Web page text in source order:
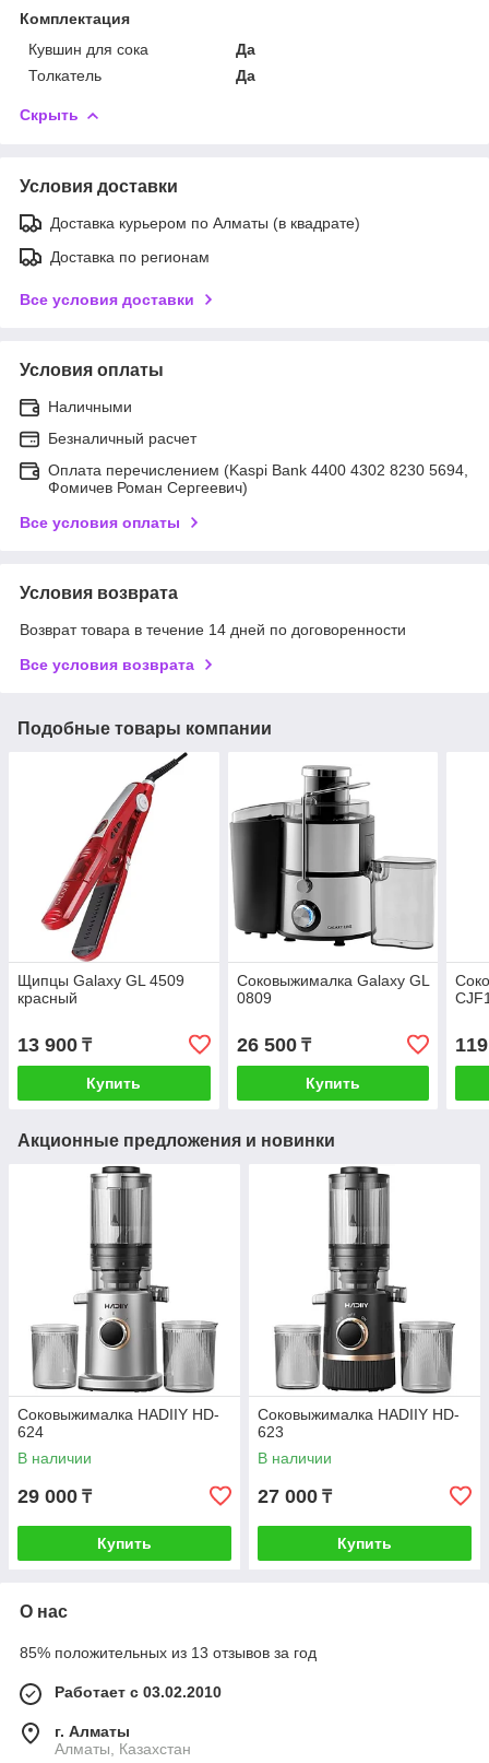
Комплектация
Кувшин для сока
Да
Толкатель
Да
Скрыть
Условия доставки
Доставка курьером по Алматы (в квадрате)
Доставка по регионам
Все условия доставки
Условия оплаты
Наличными
Безналичный расчет
Оплата перечислением (Kaspi Bank 4400 4302 8230 5694,
Фомичев Роман Сергеевич)
Все условия оплаты
Условия возврата
Возврат товара в течение 14 дней по договоренности
Все условия возврата
Подобные товары компании
Щипцы Galaxy GL 4509
красный
13 900 ₸
Купить
Соковыжималка Galaxy GL
0809
26 500₸
Купить
Акционные предложения и новинки
Соковыжималка HADIIY HD-
624
В наличии
29 000 ₸
Купить
Соковыжималка HADIIY HD-
623
В наличии
27 000 ₸
Купить
О нас
85% положительных из 13 отзывов за год
Работает с 03.02.2010
г. Алматы
Алматы, Казахстан